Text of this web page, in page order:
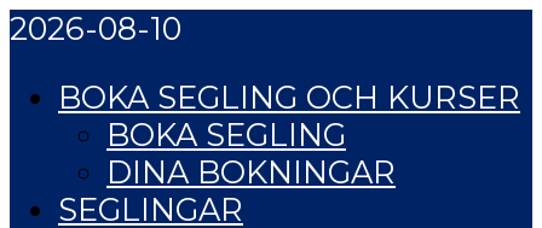
2026-08-10
BOKA SEGLING OCH KURSER
BOKA SEGLING
DINA BOKNINGAR
SEGLINGAR